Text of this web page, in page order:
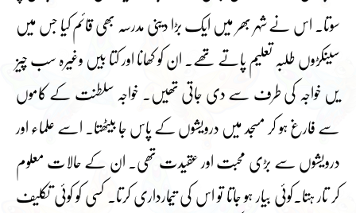
سوتا۔ اس نے شہر بھر میں ایک بڑا دینی مدرسہ بھی قائم کیا جس میں
سینکڑوں طلبہ تعلیم پاتے تھے۔ ان کو کھانا اور کتا بیں وغیرہ سب چیز
یں خواجہ کی طرف سے دی جاتی تھیں۔ خواجہ سلطنت کے کاموں
سے فارغ ہو کر مسجد میں درویشوں کے پاس جا بیٹھتا۔ اسے علماء اور
درویشوں سے بڑی محبت اور عقیدت تھی۔ ان کے حالات معلوم
کر تار ہتا۔کوئی بیار ہو جاتا تو اس کی تیمارداری کرتا۔ کسی کو کوئی تکلیف